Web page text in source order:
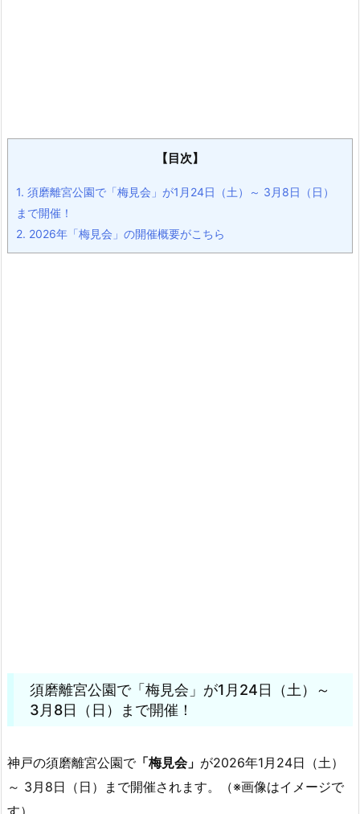
【目次】
1. 須磨離宮公園で「梅見会」が1月24日（土）～ 3月8日（日）
まで開催！
2. 2026年「梅見会」の開催概要がこちら
須磨離宮公園で「梅見会」が1月24日（土）～
3月8日（日）まで開催！
神戸の須磨離宮公園で「梅見会」 が2026年1月24日（土）
～ 3月8日（日）まで開催されます。（※画像はイメージで